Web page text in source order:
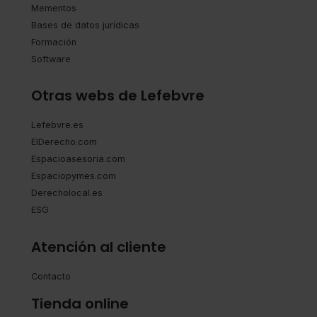
navegador. Si no seleccionas ninguna utilizaremos las
que sean indispensables para la navegación.
Saber más acerca de las cookies
Mementos
Bases de datos jurídicas
Formación
Software
Otras webs de Lefebvre
Lefebvre.es
ElDerecho.com
Espacioasesoria.com
Espaciopymes.com
Derecholocal.es
ESG
Atención al cliente
Contacto
Tienda online